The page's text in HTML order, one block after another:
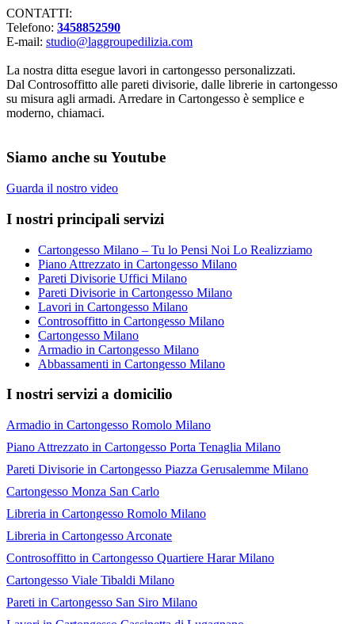
CONTATTI:
Telefono: 3458852590
E-mail: studio@laggroupedilizia.com
La nostra ditta esegue lavori in cartongesso personalizzati.
Dal Controsoffitto alle pareti divisorie, dalle librerie in cartongesso
su misura agli armadi. Arredare in Cartongesso è semplice e
moderno, chiamaci.
Siamo anche su Youtube
Guarda il nostro video
I nostri principali servizi
Cartongesso Milano – Tu lo Pensi Noi Lo Realizziamo
Piano Attrezzato in Cartongesso Milano
Pareti Divisorie Uffici Milano
Pareti Divisorie in Cartongesso Milano
Lavori in Cartongesso Milano
Controsoffitto in Cartongesso Milano
Cartongesso Milano
Armadio in Cartongesso Milano
Abbassamenti in Cartongesso Milano
I nostri servizi a domicilio
Armadio in Cartongesso Romolo Milano
Piano Attrezzato in Cartongesso Porta Tenaglia Milano
Pareti Divisorie in Cartongesso Piazza Gerusalemme Milano
Cartongesso Monza San Carlo
Libreria in Cartongesso Romolo Milano
Libreria in Cartongesso Arconate
Controsoffitto in Cartongesso Quartiere Harar Milano
Cartongesso Viale Tibaldi Milano
Pareti in Cartongesso San Siro Milano